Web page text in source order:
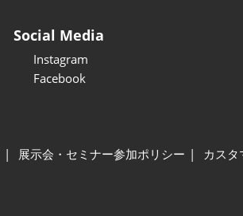
Social Media
Instagram
Facebook
展示会・セミナー参加ポリシー
カス